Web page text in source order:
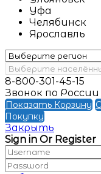
Уфа
Челябинск
Ярославль
8-800-301-45-15
Звонок по России
Показать Корзину
Покупку
Закрыть
Sign in Or Register